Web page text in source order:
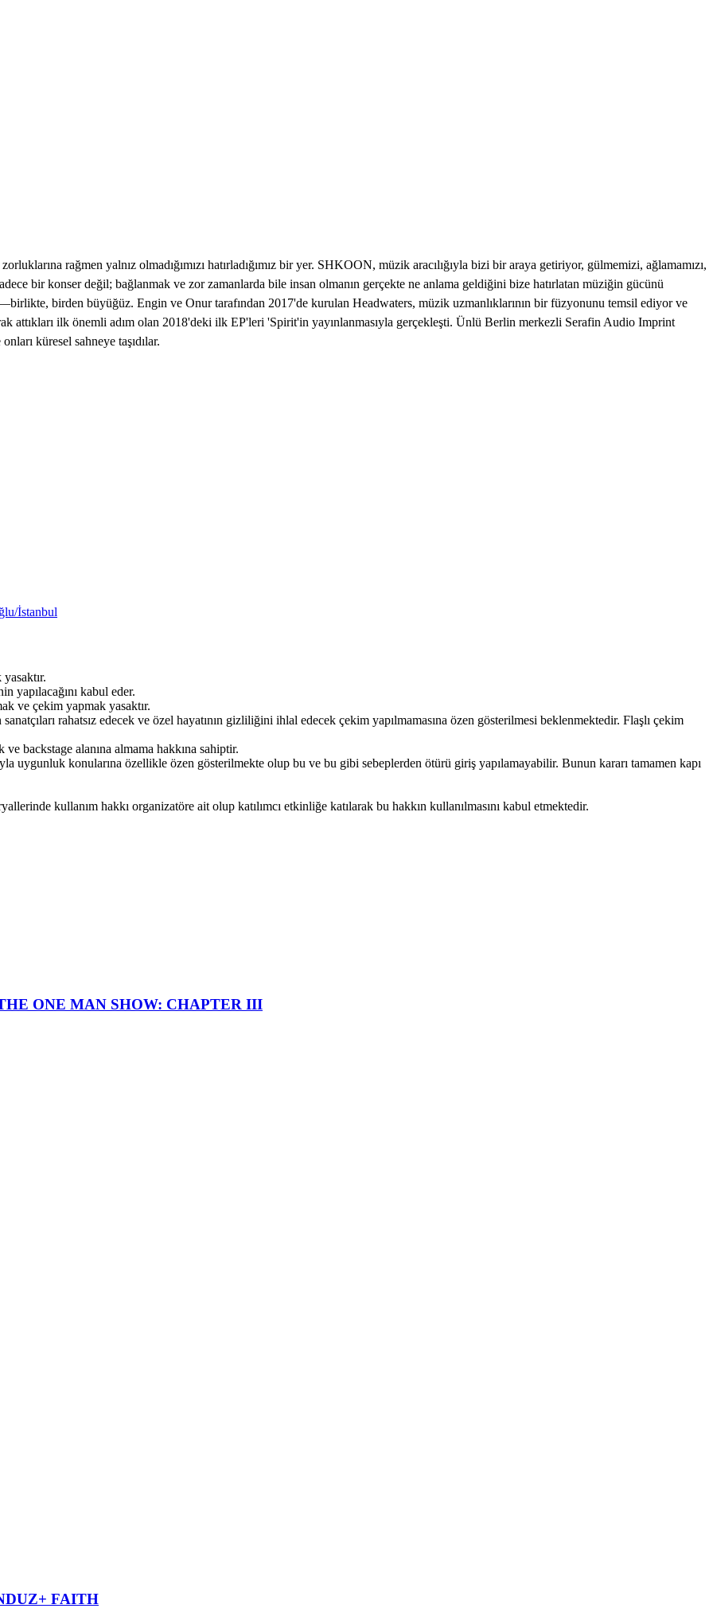
rağmen yalnız olmadığımızı hatırladığımız bir yer. SHKOON, müzik aracılığıyla bizi bir araya getiriyor, gülmemizi, ağlamamızı,
bir konser değil; bağlanmak ve zor zamanlarda bile insan olmanın gerçekte ne anlama geldiğini bize hatırlatan müziğin gücünü
birden büyüğüz. Engin ve Onur tarafından 2017'de kurulan Headwaters, müzik uzmanlıklarının bir füzyonunu temsil ediyor ve
attıkları ilk önemli adım olan 2018'deki ilk EP'leri 'Spirit'in yayınlanmasıyla gerçekleşti. Ünlü Berlin merkezli Serafin Audio Imprint
küresel sahneye taşıdılar.
İstanbul
yapılacağını kabul eder.
ve çekim yapmak yasaktır.
rahatsız edecek ve özel hayatının gizliliğini ihlal edecek çekim yapılmamasına özen gösterilmesi beklenmektedir. Flaşlı çekim
backstage alanına almama hakkına sahiptir.
uygunluk konularına özellikle özen gösterilmekte olup bu ve bu gibi sebeplerden ötürü giriş yapılamayabilir. Bunun kararı tamamen kapı
kullanım hakkı organizatöre ait olup katılımcı etkinliğe katılarak bu hakkın kullanılmasını kabul etmektedir.
ONE MAN SHOW: CHAPTER III
FAITH